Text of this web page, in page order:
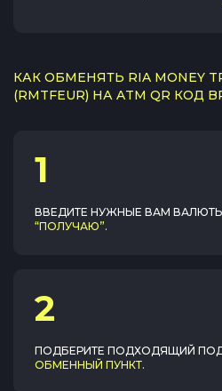
КАК ОБМЕНЯТЬ RIA MONEY
(RMTFEUR) НА ATM QR КОД
1
ВВЕДИТЕ НУЖНЫЕ ВАМ
“ПОЛУЧАЮ”.
2
ПОДБЕРИТЕ ПОДХОДЯЩИЙ
ОБМЕННЫЙ ПУНКТ.